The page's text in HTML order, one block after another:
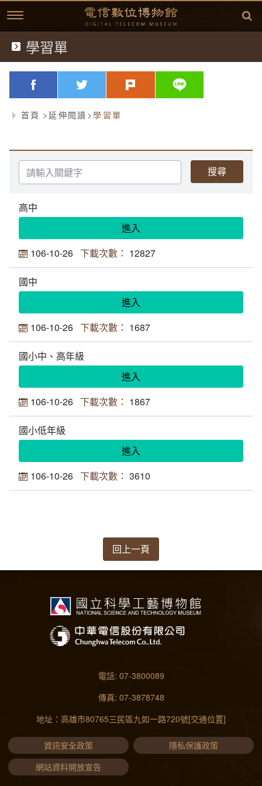
跳
到
主
要
典藏文物
歷史文獻
歷史影片
故事開始
(1877)台灣電信的開始
(1897)台灣開始使用電話
(1945)克難的年代
(1950)供不應求
(1970)全台通信網的健全
(1980)多變的年代
(1990)電信大競爭
迎向新世紀
延伸閱讀
相關資訊
桌布下載
相關網站
中華電信故事專區
方賢齊先生簡介
方賢齊先生大事記
生平剪影
追思影片(另開新視窗)
學習單
略過字型切換，社群分享工具列
facebook twitter plurk
首頁 延伸閱讀 學習單
請
輸
入
鍵
字
高中
進入
106-10-26
12827
國中
進入
106-10-26
1687
國小中、高年級
進入
106-10-26
1867
國小低年級
進入
106-10-26
3610
回上一頁
電話: 07-3800089
傳真: 07-3878748
地址：高雄市80765三民區九如一路720號[交通位置]
資訊安全政策
隱私保護政策
網站資料開放宣告